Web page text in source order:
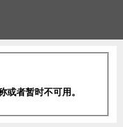
者暂时不可用。